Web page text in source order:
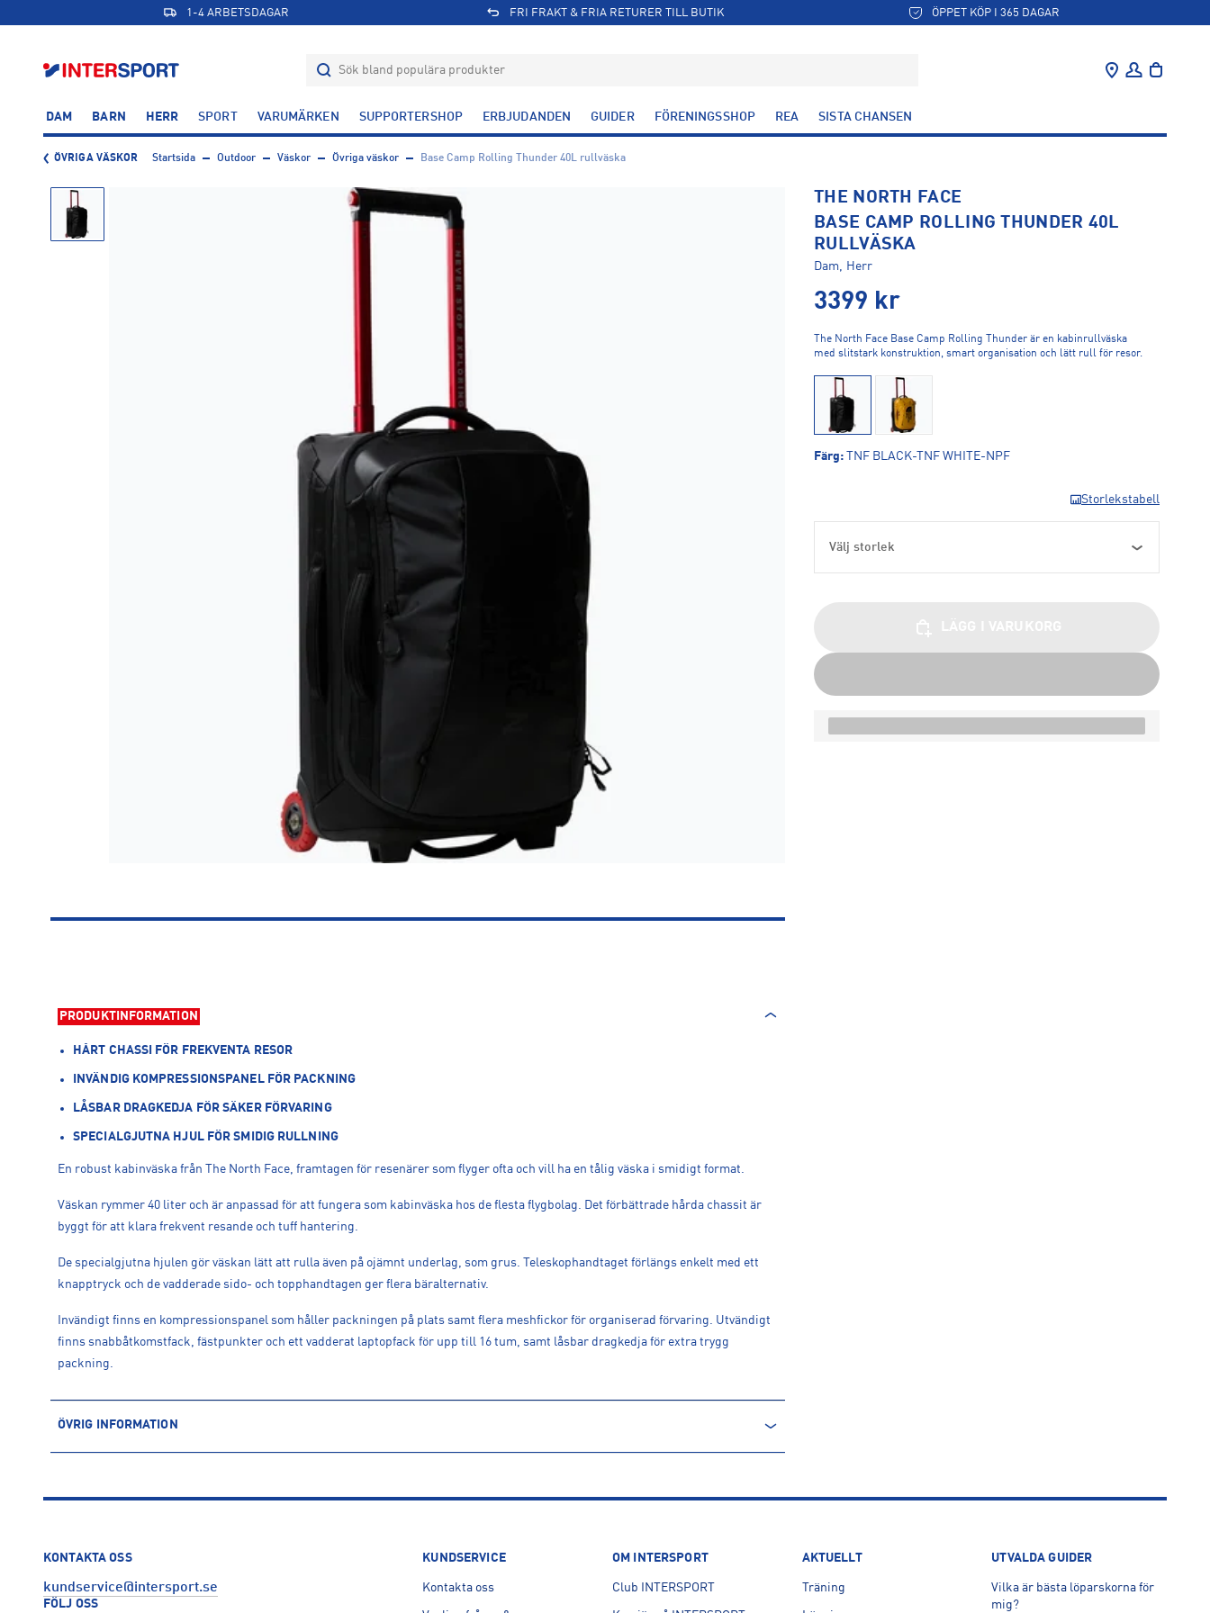
1-4 ARBETSDAGAR FRI FRAKT & FRIA RETURER TILL BUTIK ÖPPET KÖP I 365 DAGAR
DAM BARN HERR SPORT VARUMÄRKEN SUPPORTERSHOP ERBJUDANDEN GUIDER FÖRENINGSSHOP REA SISTA CHANSEN
ÖVRIGA VÄSKOR Startsida Outdoor Väskor Övriga väskor Base Camp Rolling Thunder 40L rullväska
THE NORTH FACE
BASE CAMP ROLLING THUNDER 40L
RULLVÄSKA
Dam, Herr
3399 kr
The North Face Base Camp Rolling Thunder är en kabinrullväska
med slitstark konstruktion, smart organisation och lätt rull för resor.
Färg: TNF BLACK-TNF WHITE-NPF
Storlekstabell
Välj storlek
PRODUKTINFORMATION
HÅRT CHASSI FÖR FREKVENTA RESOR
INVÄNDIG KOMPRESSIONSPANEL FÖR PACKNING
LÅSBAR DRAGKEDJA FÖR SÄKER FÖRVARING
SPECIALGJUTNA HJUL FÖR SMIDIG RULLNING
En robust kabinväska från The North Face, framtagen för resenärer som flyger ofta och vill ha en tålig väska i smidigt format.
Väskan rymmer 40 liter och är anpassad för att fungera som kabinväska hos de flesta flygbolag. Det förbättrade hårda chassit är
byggt för att klara frekvent resande och tuff hantering.
De specialgjutna hjulen gör väskan lätt att rulla även på ojämnt underlag, som grus. Teleskophandtaget förlängs enkelt med ett
knapptryck och de vadderade sido- och topphandtagen ger flera bäralternativ.
Invändigt finns en kompressionspanel som håller packningen på plats samt flera meshfickor för organiserad förvaring. Utvändigt
finns snabbåtkomstfack, fästpunkter och ett vadderat laptopfack för upp till 16 tum, samt låsbar dragkedja för extra trygg
packning.
ÖVRIG INFORMATION
Leverantörens produktnummer: NF0A87GB
Tillverkaradress: Link 1, Posthofbrug 2-4, 2600, Antwerpen, BE
KONTAKTA OSS
kundservice@intersport.se
FÖLJ OSS
KUNDSERVICE
Kontakta oss
OM INTERSPORT
Club INTERSPORT
AKTUELLT
Träning
UTVALDA GUIDER
Vilka är bästa löparskorna för
mig?